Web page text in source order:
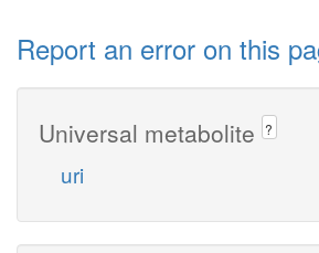
Report an error on this
Universal metabolite ?
uri